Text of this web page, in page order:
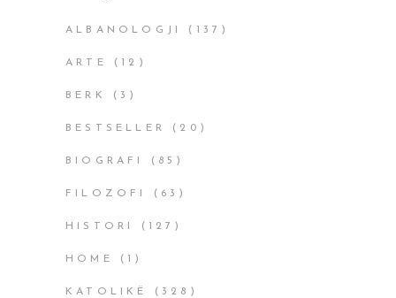
ALBANOLOGJI (137)
ARTE (12)
BERK (3)
BESTSELLER (20)
BIOGRAFI (85)
FILOZOFI (63)
HISTORI (127)
HOME (1)
KATOLIKË (328)